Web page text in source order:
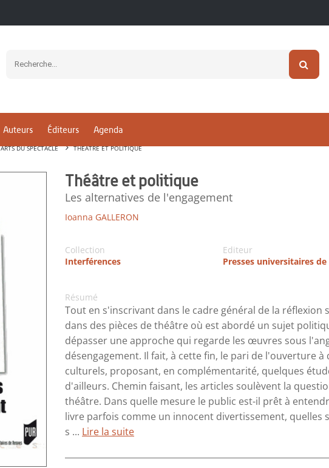
Auteurs Éditeurs Agenda
ARTS DU SPECTACLE THÉÂTRE ET POLITIQUE
Théâtre et politique
Les alternatives de l'engagement
Ioanna GALLERON
Collection
Interférences
Editeur
Presses universitaires de
Résumé
Tout en s'inscrivant dans le cadre général de la
dans des pièces de théâtre où est abordé un sujet
dépasser une approche qui regarde les œuvres sous
désengagement. Il fait, à cette fin, le pari de l'ouverture
culturels, proposant, en complémentarité, quelques
d'ailleurs. Chemin faisant, les articles soulèvent la
théâtre. Dans quelle mesure le public est-il prêt à
livre parfois comme un innocent divertissement, quelles
s ... Lire la suite